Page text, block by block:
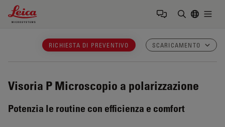
Leica Microsystems Logo
RICHIESTA DI PREVENTIVO SCARICAMENTO
Visoria P Microscopio a polarizzazione
Potenzia le routine con efficienza e comfort